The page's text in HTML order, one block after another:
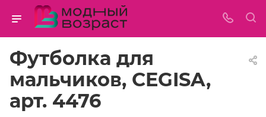
Футболка для
мальчиков, CEGISA,
арт. 4476